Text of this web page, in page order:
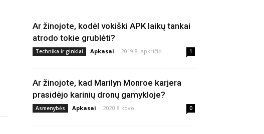
Ar žinojote, kodėl vokiški APK laikų tankai
atrodo tokie grublėti?
Technika ir ginklai Apkasai - 2019 8 lapkričio 1
Ar žinojote, kad Marilyn Monroe karjera
prasidėjo karinių dronų gamykloje?
Asmenybės Apkasai - 2020 8 kovo 0